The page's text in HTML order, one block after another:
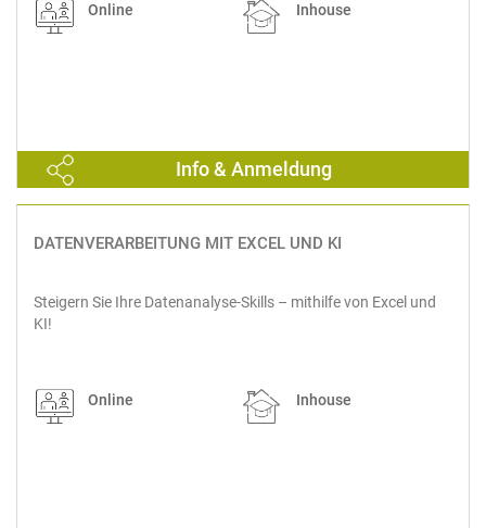
Online Inhouse
Info & Anmeldung
DATENVERARBEITUNG MIT EXCEL UND KI
Steigern Sie Ihre Datenanalyse-Skills – mithilfe von Excel und
KI!
Online Inhouse